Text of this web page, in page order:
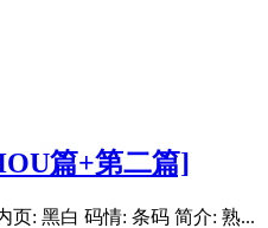
篇+第二篇]
页: 黑白 码情: 条码 简介: 熟...